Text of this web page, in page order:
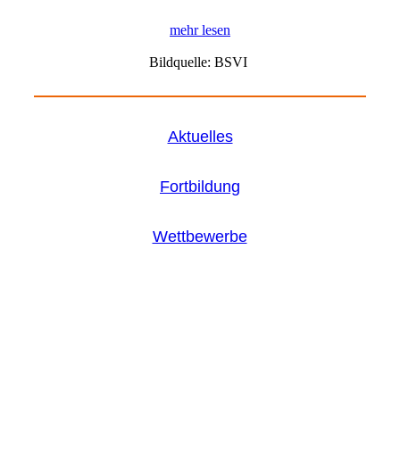
mehr lesen
Bildquelle: BSVI
Aktuelles
Fortbildung
Wettbewerbe